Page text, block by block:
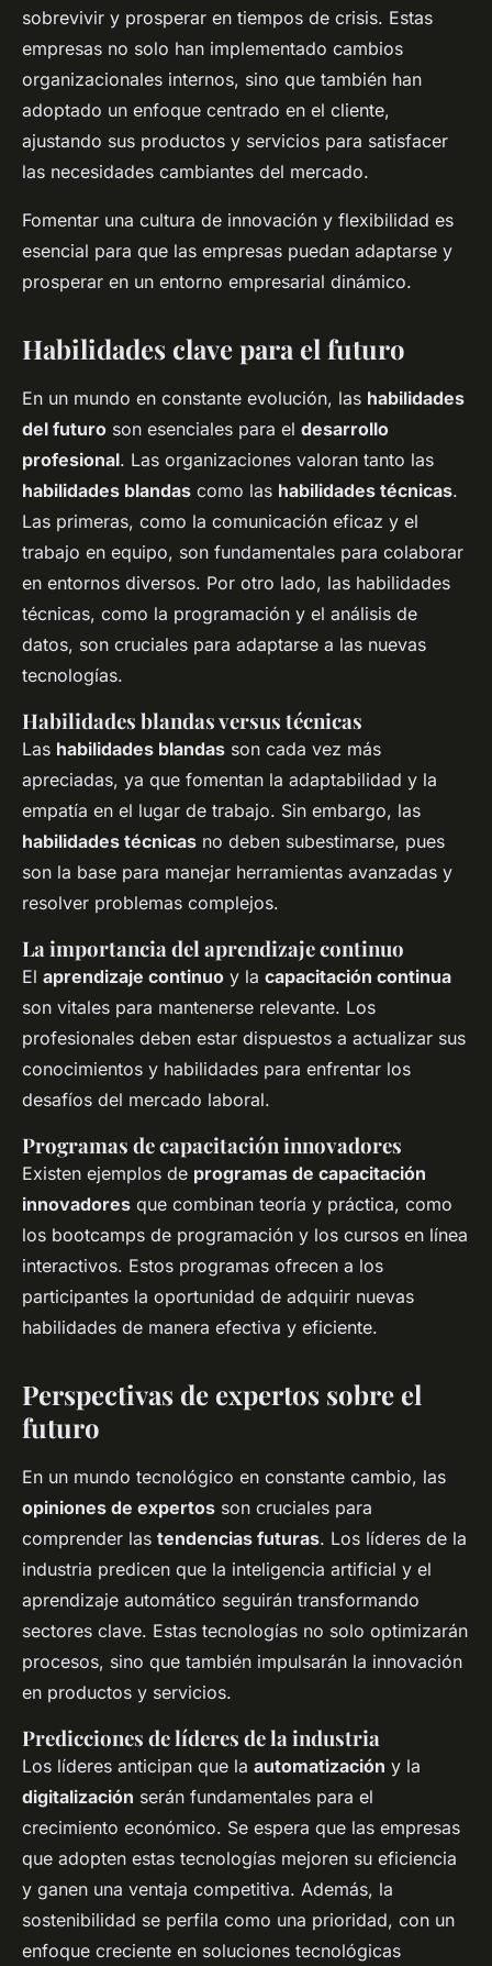
sobrevivir y prosperar en tiempos de crisis. Estas
empresas no solo han implementado cambios
organizacionales internos, sino que también han
adoptado un enfoque centrado en el cliente,
ajustando sus productos y servicios para satisfacer
las necesidades cambiantes del mercado.
Fomentar una cultura de innovación y flexibilidad es
esencial para que las empresas puedan adaptarse y
prosperar en un entorno empresarial dinámico.
Habilidades clave para el futuro
En un mundo en constante evolución, las habilidades
del futuro son esenciales para el desarrollo
profesional. Las organizaciones valoran tanto las
habilidades blandas como las habilidades técnicas.
Las primeras, como la comunicación eficaz y el
trabajo en equipo, son fundamentales para colaborar
en entornos diversos. Por otro lado, las habilidades
técnicas, como la programación y el análisis de
datos, son cruciales para adaptarse a las nuevas
tecnologías.
Habilidades blandas versus técnicas
Las habilidades blandas son cada vez más
apreciadas, ya que fomentan la adaptabilidad y la
empatía en el lugar de trabajo. Sin embargo, las
habilidades técnicas no deben subestimarse, pues
son la base para manejar herramientas avanzadas y
resolver problemas complejos.
La importancia del aprendizaje continuo
El aprendizaje continuo y la capacitación continua
son vitales para mantenerse relevante. Los
profesionales deben estar dispuestos a actualizar sus
conocimientos y habilidades para enfrentar los
desafíos del mercado laboral.
Programas de capacitación innovadores
Existen ejemplos de programas de capacitación
innovadores que combinan teoría y práctica, como
los bootcamps de programación y los cursos en línea
interactivos. Estos programas ofrecen a los
participantes la oportunidad de adquirir nuevas
habilidades de manera efectiva y eficiente.
Perspectivas de expertos sobre el
futuro
En un mundo tecnológico en constante cambio, las
opiniones de expertos son cruciales para
comprender las tendencias futuras. Los líderes de la
industria predicen que la inteligencia artificial y el
aprendizaje automático seguirán transformando
sectores clave. Estas tecnologías no solo optimizarán
procesos, sino que también impulsarán la innovación
en productos y servicios.
Predicciones de líderes de la industria
Los líderes anticipan que la automatización y la
digitalización serán fundamentales para el
crecimiento económico. Se espera que las empresas
que adopten estas tecnologías mejoren su eficiencia
y ganen una ventaja competitiva. Además, la
sostenibilidad se perfila como una prioridad, con un
enfoque creciente en soluciones tecnológicas